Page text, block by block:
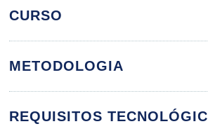
Estrutura do Ensino
Legislação
CURSO
METODOLOGIA
REQUISITOS